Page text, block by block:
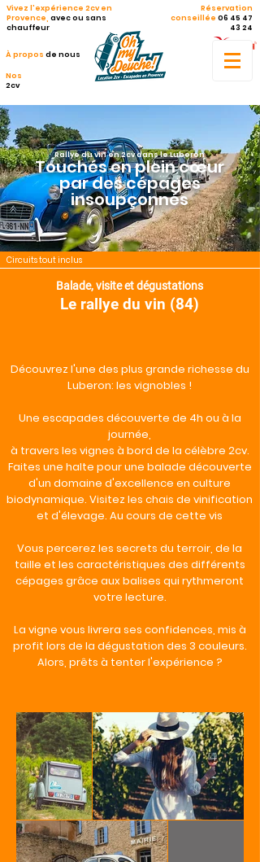
Vivez l'expérience 2cv en
Provence, avec ou sans
chauffeur
Nos
2cv
À propos de nous
Réservation
conseillée 06 45 47
43 24
Rallye du vin en 2cv dans le Luberon
Touchés en plein cœur
par des cépages
insoupçonnés
Circuits tout inclus
Balade, visite et dégustations
Le rallye du vin (84)
Découvrez l'une des plus grande richesse du
Luberon: les vignobles !
Une escapades découverte de 4h ou à la
journée,
à travers les vignes à bord de la célèbre 2cv.
Faites une halte pour une balade découverte
d'un domaine d'excellence en culture
biodynamique. Visitez les chais de vinification
et d'élevage. Au cours de cette vis
Vous percerez les secrets du terroir, de la
taille et les caractéristiques des différents
cépages grâce aux balises qui rythmeront
votre lecture.
La vigne vous livrera ses confidences, mis à
profit lors de la dégustation des 3 couleurs.
Alors, prêts à tenter l'expérience ?